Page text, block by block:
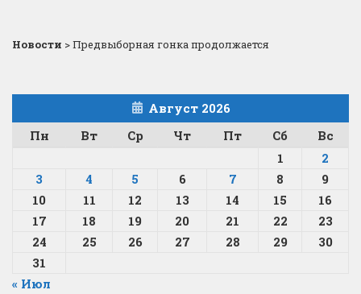
Новости >Предвыборная гонка продолжается
Август 2026
Пн
Вт Ср Чт Пт Сб
Вс
1
2
3
4 5 6 7 8
9
10
11 12 13 14 15
16
17
18 19 20 21 22
23
24
25 26 27 28 29
30
31
« Июл